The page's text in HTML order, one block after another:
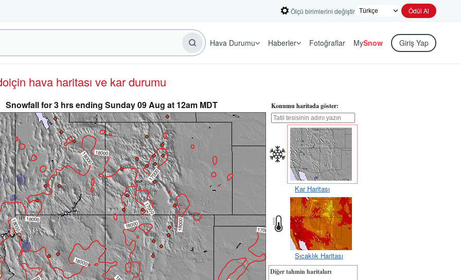
Ölçü birimlerini değiştir Ödül Al
Hava Durumu Haberler Fotoğraflar MySnow Giriş Yap
için hava haritası ve kar durumu
Snowfall for 3 hrs ending Sunday 09 Aug at 12am MDT Konumu haritada göster:
Kar Haritası
Sıcaklık Haritası
Diğer tahmin haritaları